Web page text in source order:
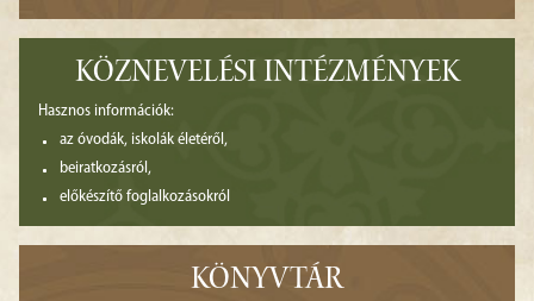
KÖZNEVELÉSI INTÉZMÉNYEK
Hasznos információk:
az óvodák, iskolák életéről,
beiratkozásról,
előkészítő foglalkozásokról
KÖNYVTÁR